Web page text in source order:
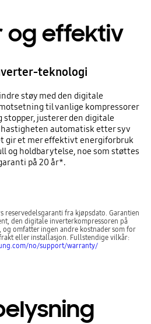
og effektiv
teknologi
støy med den digitale
til vanlige kompressorer
stopper, justerer den digitale
automatisk etter syv
gir et mer effektivt energiforbruk
og holdbar ytelse, noe som støttes
på 20 år*.
reservedelsgaranti fra kjøpsdato. Garantien
den digitale inverterkompressoren på
og omfatter ingen andre kostnader som for
eller installasjon. Fullstendige vilkår:
no/support/warranty/